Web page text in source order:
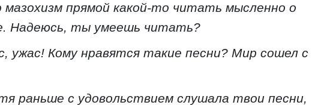
прямой какой-то читать мысленно о
Надеюсь, ты умеешь читать?
ужас! Кому нравятся такие песни? Мир сошел с
раньше с удовольствием слушала твои песни,